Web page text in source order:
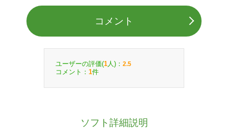
コメント
ユーザーの評価(1 人)： 2.5
コメント： 1件
ソフト詳細説明